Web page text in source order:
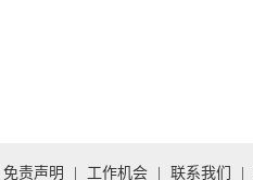
免责声明 工作机会 联系我们